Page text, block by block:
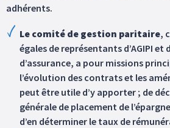
adhérents.
Le comité de gestion paritaire,
égales de représentants d’AGIPI et
d’assurance, a pour missions
l’évolution des contrats et les
peut être utile d’y apporter ; de
générale de placement de
d’en déterminer le taux de